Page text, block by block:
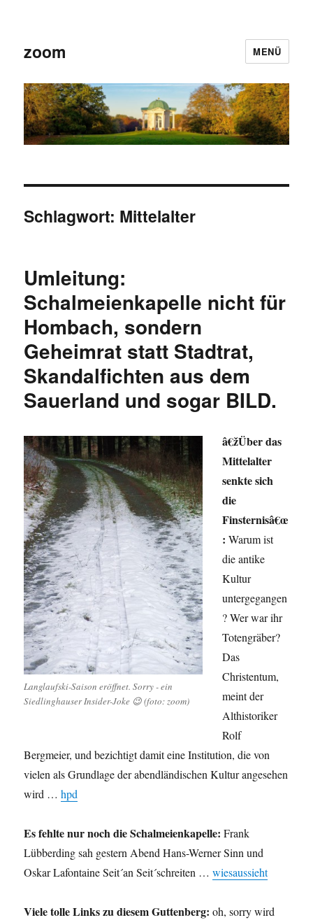
zoom MENÜ
Schlagwort: Mittelalter
Umleitung:
Schalmeienkapelle nicht für
Hombach, sondern
Geheimrat statt Stadtrat,
Skandalfichten aus dem
Sauerland und sogar BILD.
Langlaufski-Saison eröffnet. Sorry - ein
Siedlinghauser Insider-Joke 😉 (foto: zoom)
â€žÜber das
Mittelalter
senkte sich
die
Finsternisâ€œ
: Warum ist
die antike
Kultur
untergegangen
? Wer war ihr
Totengräber?
Das
Christentum,
meint der
Althistoriker
Rolf
Bergmeier, und bezichtigt damit eine Institution, die von
vielen als Grundlage der abendländischen Kultur angesehen
wird …hpd
Es fehlte nur noch die Schalmeienkapelle: Frank
Lübberding sah gestern Abend Hans-Werner Sinn und
Oskar Lafontaine Seit´an Seit´schreiten …wiesaussieht
Viele tolle Links zu diesem Guttenberg: oh, sorry wird